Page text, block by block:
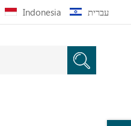
Indonesia עברית